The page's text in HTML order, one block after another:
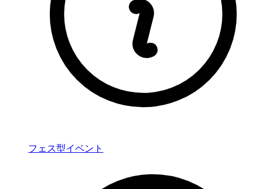
フェス型イベント